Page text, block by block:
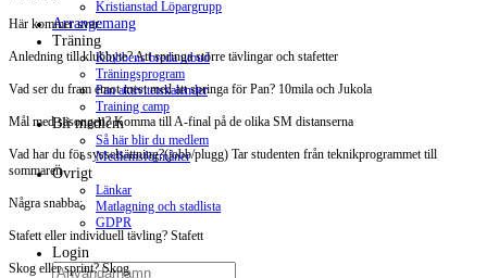
Kristianstad Löpargrupp
Arrangemang
Träning
Klubbens breda utbud
Träningsprogram
Pan aktivitetskalender
Training camp
Bli medlem
Så här blir du medlem
Medlemsförmåner
Övrigt
Länkar
Matlagning och stadlista
GDPR
Login
Här kommer svar:
Anledning till klubbyte? Att springa större tävlingar och stafetter
Vad ser du fram emot mest med att springa för Pan? 10mila och Jukola
Mål med säsongen? Komma till A-final på de olika SM distanserna
Vad har du för sysselsättning?(jobb/plugg) Tar studenten från teknikprogrammet till
sommaren
Några snabba:
Stafett eller individuell tävling? Stafett
Skog eller sprint? Skog